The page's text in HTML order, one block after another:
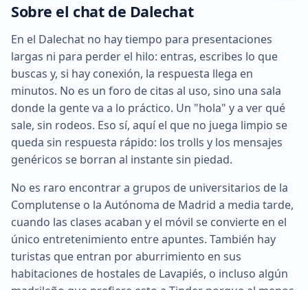
Sobre el chat de Dalechat
En el Dalechat no hay tiempo para presentaciones
largas ni para perder el hilo: entras, escribes lo que
buscas y, si hay conexión, la respuesta llega en
minutos. No es un foro de citas al uso, sino una sala
donde la gente va a lo práctico. Un "hola" y a ver qué
sale, sin rodeos. Eso sí, aquí el que no juega limpio se
queda sin respuesta rápido: los trolls y los mensajes
genéricos se borran al instante sin piedad.
No es raro encontrar a grupos de universitarios de la
Complutense o la Autónoma de Madrid a media tarde,
cuando las clases acaban y el móvil se convierte en el
único entretenimiento entre apuntes. También hay
turistas que entran por aburrimiento en sus
habitaciones de hostales de Lavapiés, o incluso algún